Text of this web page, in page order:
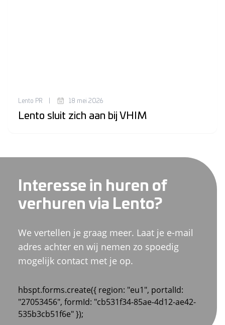
Lento PR 18 mei 2026
Lento sluit zich aan bij VHIM
Interesse in huren of
verhuren via Lento?
We vertellen je graag meer. Laat je e-mail
adres achter en wij nemen zo spoedig
mogelijk contact met je op.
hbspt.forms.create({ region: "eu1", portalId:
"27053456", formId: "cb531f34-85ae-4d12-ae42-
535b3cb51f6e" });